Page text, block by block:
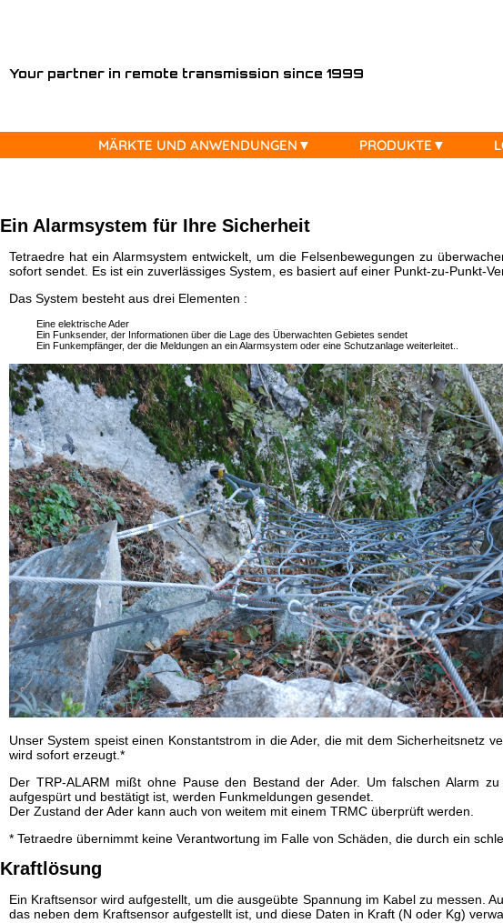
MÄRKTE
ANWENDUNGEN
HILFSMITTEL
KONTAKT
Folgen
Sie
uns
auf
Linkedin
Your partner in remote transmission since 1999
MÄRKTE UND ANWENDUNGEN PRODUKTE
⦿ Unsere Anwendungen für Wasser
⦿ Wasserversorgung/Netzverwaltung
⦿ Ablesen der Wasserzähler
⦿ Überwachung und Druck des Wassernetzes
⦿ Wasser Produktion
⦿ Unsere Aktivitäten für Gas
⦿ Ablesung der Gaszähler
⦿ Überwachungssystem des Gasnetzes
⦿ Fernablesung von Mengenumwerter
⦿ Gasversorgung
⦿ Umwelt
⦿ Entsorgung
⦿ TRMC-5-K 4G
⦿ TRMC-1 wM-Bus OMS 4G
⦿ ... (mehr)
⦿ Location / Rental Radar Vega
⦿ Rental TPM-1 Pressure Mobile
⦿ UNIX timestamp
⦿ XML
⦿ Outils de calcul
Ein Alarmsystem für Ihre Sicherheit
Tetraedre hat ein Alarmsystem entwickelt, um die Felsenbewegungen zu
sofort sendet. Es ist ein zuverlässiges System, es basiert auf einer Punkt-zu-Punkt-
Das System besteht aus drei Elementen :
Eine elektrische Ader
Ein Funksender, der Informationen über die Lage des Überwachten Gebietes sendet
Ein Funkempfänger, der die Meldungen an ein Alarmsystem oder eine Schutzanlage weiterleitet..
Unser System speist einen Konstantstrom in die Ader, die mit dem Sicherheitsnetz
wird sofort erzeugt.*
Der TRP-ALARM mißt ohne Pause den Bestand der Ader. Um falschen Alarm
aufgespürt und bestätigt ist, werden Funkmeldungen gesendet.
Der Zustand der Ader kann auch von weitem mit einem TRMC überprüft werden.
* Tetraedre übernimmt keine Verantwortung im Falle von Schäden, die durch ein
Kraftlösung
Ein Kraftsensor wird aufgestellt, um die ausgeübte Spannung im Kabel zu messen.
das neben dem Kraftsensor aufgestellt ist, und diese Daten in Kraft (N oder Kg)